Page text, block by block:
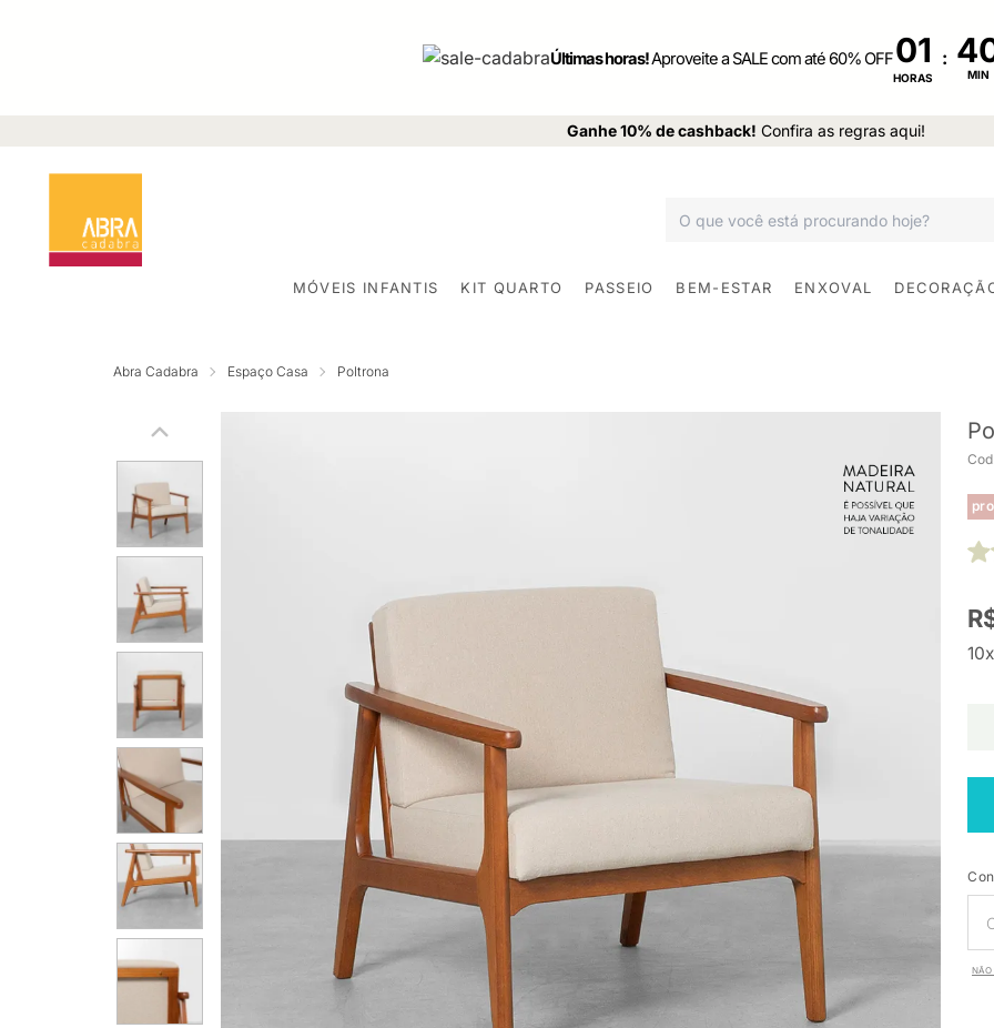
Últimas horas!Aproveite a SALE com até 60% OFF01
HORAS
:
MIN
Ganhe 10% de cashback! Confira as regras aqui!
MÓVEIS INFANTIS KIT QUARTO PASSEIO BEM-ESTAR ENXOVAL
Abra Cadabra Espaço Casa Poltrona
NÃO